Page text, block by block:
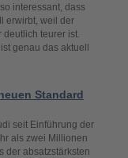
interessant, dass
erwirbt, weil der
deutlich teurer ist.
genau das aktuell
Standard
seit Einführung der
als zwei Millionen
der absatzstärksten